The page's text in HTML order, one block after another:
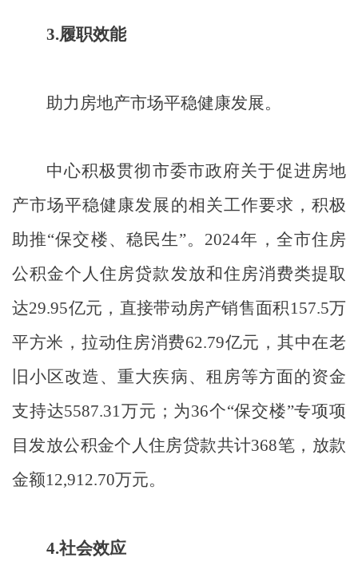
3.履职效能
助力房地产市场平稳健康发展。
中心积极贯彻市委市政府关于促进房地
产市场平稳健康发展的相关工作要求，积极
助推“保交楼、稳民生”。 2024年，全市住房
公积金个人住房贷款发放和住房消费类提取
达29.95亿元，直接带动房产销售面积157.5万
平方米，拉动住房消费62.79亿元，其中在老
旧小区改造、重大疾病、租房等方面的资金
支持达5587.31万元；为36个“保交楼”专项项
目发放公积金个人住房贷款共计368笔，放款
金额12,912.70万元。
4.社会效应